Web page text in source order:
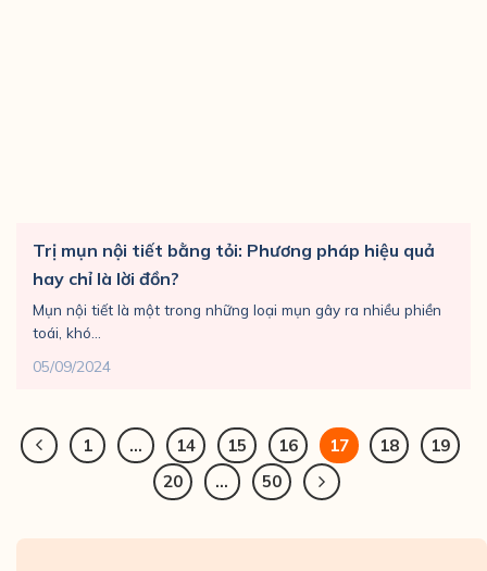
Trị mụn nội tiết bằng tỏi: Phương pháp hiệu quả
hay chỉ là lời đồn?
Mụn nội tiết là một trong những loại mụn gây ra nhiều phiền
toái, khó...
05/09/2024
1 … 14 15 16 17 18
19
20
… 50